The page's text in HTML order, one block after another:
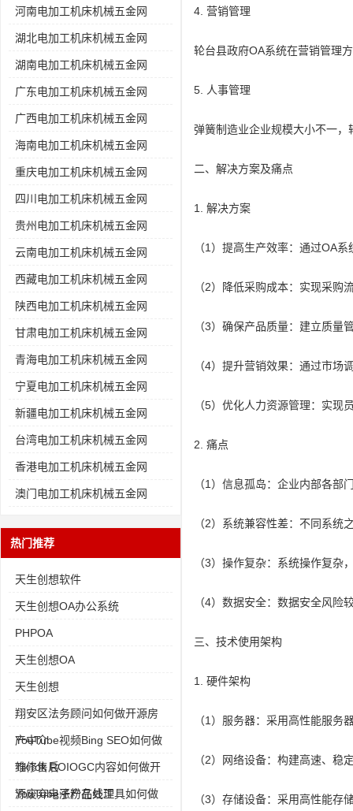
河南电加工机床机械五金网
湖北电加工机床机械五金网
湖南电加工机床机械五金网
广东电加工机床机械五金网
广西电加工机床机械五金网
海南电加工机床机械五金网
重庆电加工机床机械五金网
四川电加工机床机械五金网
贵州电加工机床机械五金网
云南电加工机床机械五金网
西藏电加工机床机械五金网
陕西电加工机床机械五金网
甘肃电加工机床机械五金网
青海电加工机床机械五金网
宁夏电加工机床机械五金网
新疆电加工机床机械五金网
台湾电加工机床机械五金网
香港电加工机床机械五金网
澳门电加工机床机械五金网
热门推荐
天生创想软件
天生创想OA办公系统
PHPOA
天生创想OA
天生创想
翔安区法务顾问如何做开源房
产中介
YouTube视频Bing SEO如何做
维修售后
TikTok ROIOGC内容如何做开
源废弃电子产品处理
YouTube涨粉在线工具如何做
4. 营销管理
轮台县政府OA系统在营销管理
5. 人事管理
弹簧制造业企业规模大小不一
二、解决方案及痛点
1. 解决方案
（1）提高生产效率：通过OA
（2）降低采购成本：实现采购
（3）确保产品质量：建立质
（4）提升营销效果：通过市场
（5）优化人力资源管理：实
2. 痛点
（1）信息孤岛：企业内部各部
（2）系统兼容性差：不同系统
（3）操作复杂：系统操作复杂
（4）数据安全：数据安全风险
三、技术使用架构
1. 硬件架构
（1）服务器：采用高性能服务
（2）网络设备：构建高速、稳
（3）存储设备：采用高性能存